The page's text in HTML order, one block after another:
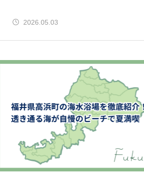
2026.05.03